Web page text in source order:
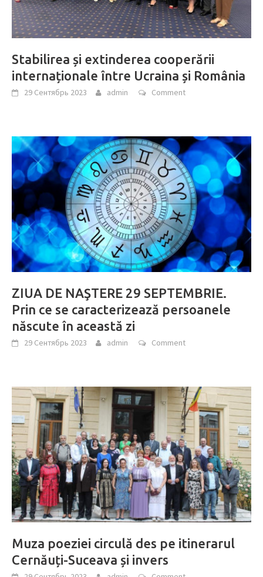
Stabilirea și extinderea cooperării
internaționale între Ucraina și România
29 Сентябрь 2023 admin Comment
ZIUA DE NAŞTERE 29 SEPTEMBRIE.
Prin ce se caracterizează persoanele
născute în această zi
29 Сентябрь 2023 admin Comment
Muza poeziei circulă des pe itinerarul
Cernăuți-Suceava și invers